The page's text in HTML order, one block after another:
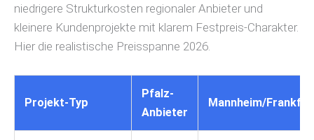
niedrigere Strukturkosten regionaler Anbieter und
kleinere Kundenprojekte mit klarem Festpreis-Charakter.
Hier die realistische Preisspanne 2026.
Projekt-Typ
Pfalz-
Anbieter
Mannheim/